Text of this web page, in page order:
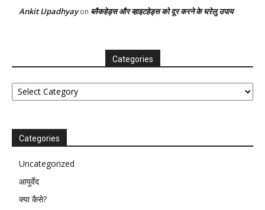
Ankit Upadhyayon ब्लैकहेड्स और व्हाइटहेड्स को दूर करने के घरेलु उपाय
Categories
Categories
Categories
Uncategorized
आयुर्वेद
क्या कैसे?